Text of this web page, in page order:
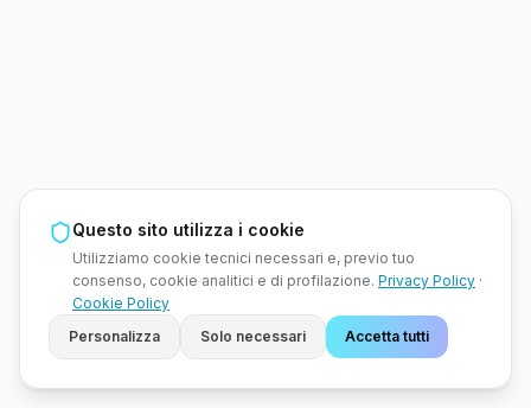
Questo sito utilizza i cookie
Utilizziamo cookie tecnici necessari e, previo tuo
consenso, cookie analitici e di profilazione. Privacy Policy ·
Cookie Policy
Personalizza
Solo necessari Accetta tutti